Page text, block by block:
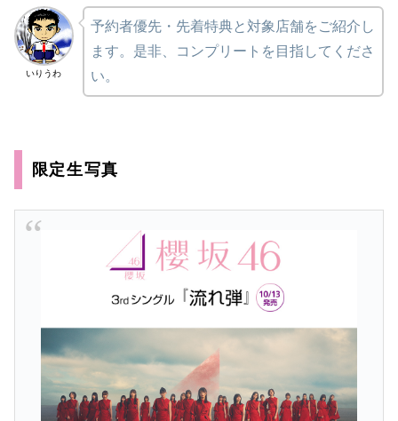
いりうわ
予約者優先・先着特典と対象店舗をご紹介し
ます。是非、コンプリートを目指してくださ
い。
限定生写真